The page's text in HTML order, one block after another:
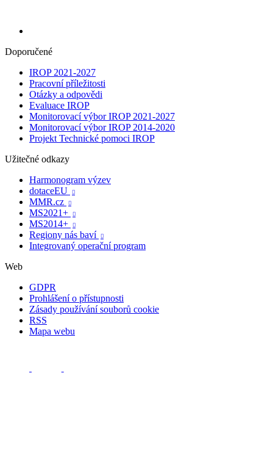
Doporučené
IROP 2021-2027
Pracovní příležitosti
Otázky a odpovědi
Evaluace IROP
Monitorovací výbor IROP 2021-2027
Monitorovací výbor IROP 2014-2020
Projekt Technické pomoci IROP
Užitečné odkazy
Harmonogram výzev
dotaceEU

MMR.cz 
MS2021+ 
MS2014+ 
Regiony nás baví 
Integrovaný operační program
Web
GDPR
Prohlášení o přístupnosti
Zásady používání souborů cookie
RSS
Mapa webu